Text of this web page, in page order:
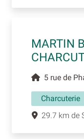
MARTIN
5 rue de
Charcuterie
29.7 km de